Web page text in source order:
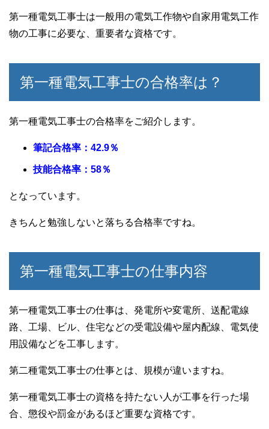
第一種電気工事士は一般用の電気工作物や自家用電気工作
物の工事に必要な、重要者な資格です。
第一種電気工事士の合格率は？
第一種電気工事士の合格率をご紹介します。
筆記合格率：42.9％
技能合格率：58％
となっています。
きちんと勉強しないと落ちる合格率ですね。
第一種電気工事士の仕事内容
第一種電気工事士の仕事は、発電所や変電所、送配電線
路、工場、ビル、住宅などの受電設備や屋内配線、電気使
用設備などを工事します。
第二種電気工事士の仕事とは、規模が違いますね。
第一種電気工事士の資格を持たない人が工事を行った場
合、懲役や罰金があるほど重要な資格です。